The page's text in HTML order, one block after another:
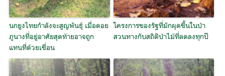
นกยูงไทยกำลังจะสูญพันธุ์ เมื่อดอย
ภูนางที่อยู่อาศัยสุดท้ายอาจถูก
แทนที่ด้วยเขื่อน
โครงการของรัฐที่มักผุดขึ้นในป่า
สวนทางกับสถิติป่าไม้ที่ลดลงทุกปี